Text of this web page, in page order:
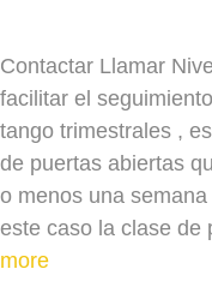
Contactar Llamar
facilitar el
tango trimestrales ,
de puertas abiertas
o menos una
este caso la clase de
more